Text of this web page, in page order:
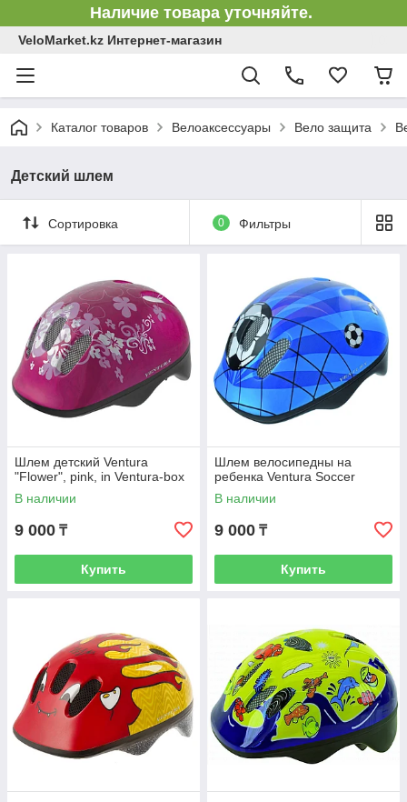
Наличие товара уточняйте.
VeloMarket.kz Интернет-магазин
Каталог товаров Велоаксессуары Вело защита
Детский шлем
Сортировка 0 Фильтры
Шлем детский Ventura
"Flower", pink, in Ventura-box
В наличии
9 000 ₸
Купить
Шлем велосипедны на
ребенка Ventura Soccer
В наличии
9 000 ₸
Купить